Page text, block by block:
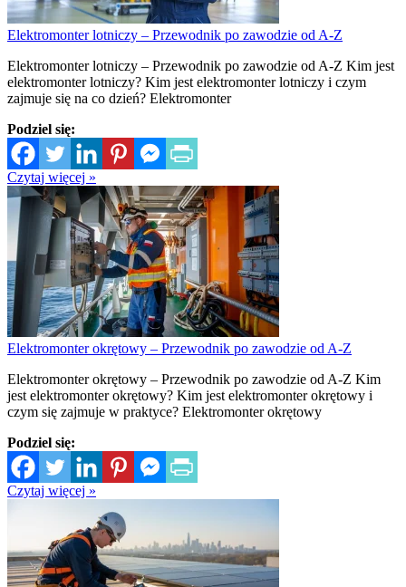
Elektromonter lotniczy – Przewodnik po zawodzie od A-Z
Elektromonter lotniczy – Przewodnik po zawodzie od A-Z Kim jest
elektromonter lotniczy? Kim jest elektromonter lotniczy i czym
zajmuje się na co dzień? Elektromonter
Podziel się:
Czytaj więcej »
Elektromonter okrętowy – Przewodnik po zawodzie od A-Z
Elektromonter okrętowy – Przewodnik po zawodzie od A-Z Kim
jest elektromonter okrętowy? Kim jest elektromonter okrętowy i
czym się zajmuje w praktyce? Elektromonter okrętowy
Podziel się:
Czytaj więcej »